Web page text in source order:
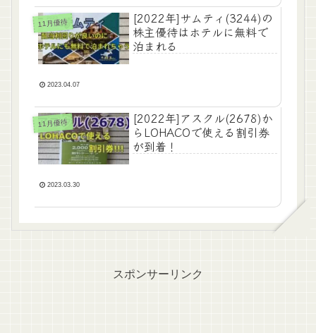
11月優待
[2022年]サムティ(3244)の
株主優待はホテルに無料で
泊まれる
2023.04.07
11月優待
[2022年]アスクル(2678)か
らLOHACOで使える割引券
が到着！
2023.03.30
スポンサーリンク